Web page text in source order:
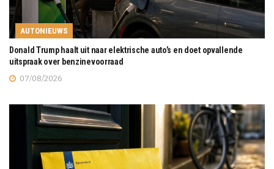
AUTONIEUWS
Donald Trump haalt uit naar elektrische auto’s en doet opvallende
uitspraak over benzinevoorraad
07/08/2026